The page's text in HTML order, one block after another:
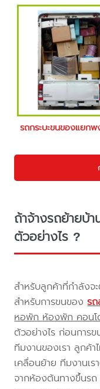
รถกระบะขนของแยก
ถ้าจ้างรถย้ายบ้
ตัวอย่างไร ?
สำหรับลูกค้าที่กำลังจ
สำหรับการขนของร
หอพัก ห้องพัก คอนโ
ตัวอย่างไร ก่อนการ
ทีมงานของเรา ลูกค้า
เคลื่อนย้าย ทีมงานเร
จากห้องต้นทางขึ้นร